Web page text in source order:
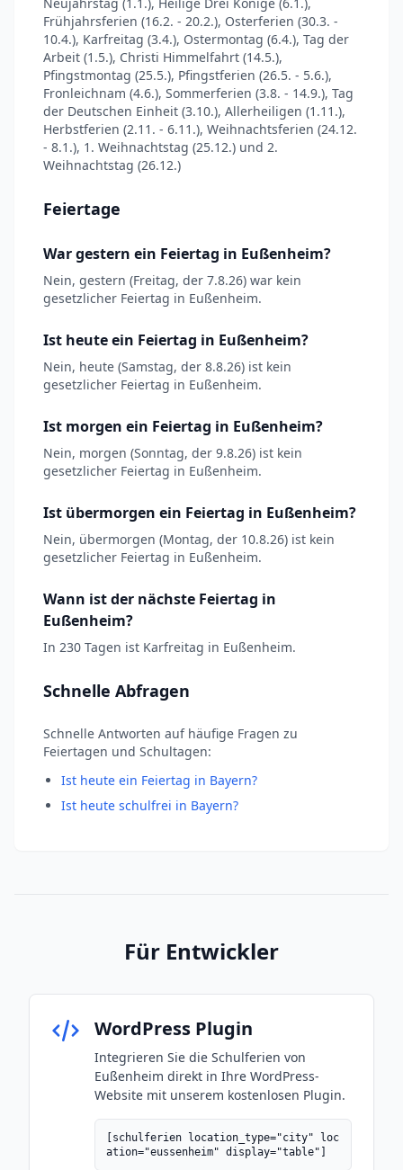
Frühjahrsferien (16.2. - 20.2.), Osterferien (30.3. -
10.4.), Karfreitag (3.4.), Ostermontag (6.4.), Tag der
Arbeit (1.5.), Christi Himmelfahrt (14.5.),
Pfingstmontag (25.5.), Pfingstferien (26.5. - 5.6.),
Fronleichnam (4.6.), Sommerferien (3.8. - 14.9.), Tag
der Deutschen Einheit (3.10.), Allerheiligen (1.11.),
Herbstferien (2.11. - 6.11.), Weihnachtsferien (24.12.
- 8.1.), 1. Weihnachtstag (25.12.) und 2.
Weihnachtstag (26.12.)
Feiertage
War gestern ein Feiertag in Eußenheim?
Nein, gestern (Freitag, der 7.8.26) war kein
gesetzlicher Feiertag in Eußenheim.
Ist heute ein Feiertag in Eußenheim?
Nein, heute (Samstag, der 8.8.26) ist kein
gesetzlicher Feiertag in Eußenheim.
Ist morgen ein Feiertag in Eußenheim?
Nein, morgen (Sonntag, der 9.8.26) ist kein
gesetzlicher Feiertag in Eußenheim.
Ist übermorgen ein Feiertag in Eußenheim?
Nein, übermorgen (Montag, der 10.8.26) ist kein
gesetzlicher Feiertag in Eußenheim.
Wann ist der nächste Feiertag in
Eußenheim?
In 230 Tagen ist Karfreitag in Eußenheim.
Schnelle Abfragen
Schnelle Antworten auf häufige Fragen zu
Feiertagen und Schultagen:
Ist heute ein Feiertag in Bayern?
Ist heute schulfrei in Bayern?
Für Entwickler
WordPress Plugin
Integrieren Sie die Schulferien von
Eußenheim direkt in Ihre WordPress-
Website mit unserem kostenlosen Plugin.
[schulferien location_type="city" loc
ation="eussenheim" display="table"]